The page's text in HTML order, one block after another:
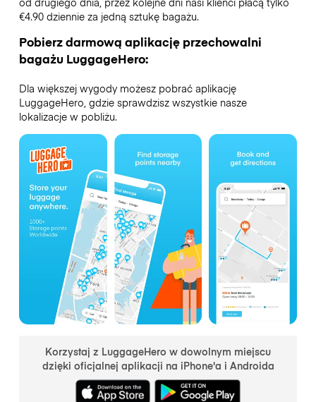
€4.90 dziennie za jedną sztukę bagażu.
Pobierz darmową aplikację przechowalni
bagażu LuggageHero:
Dla większej wygody możesz pobrać aplikację
LuggageHero, gdzie sprawdzisz wszystkie nasze
lokalizacje w pobliżu.
Korzystaj z LuggageHero w dowolnym miejscu
dzięki oficjalnej aplikacji na iPhone'a i Androida